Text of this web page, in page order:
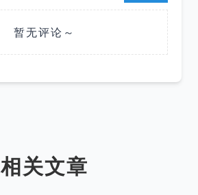
暂无评论～
相关文章